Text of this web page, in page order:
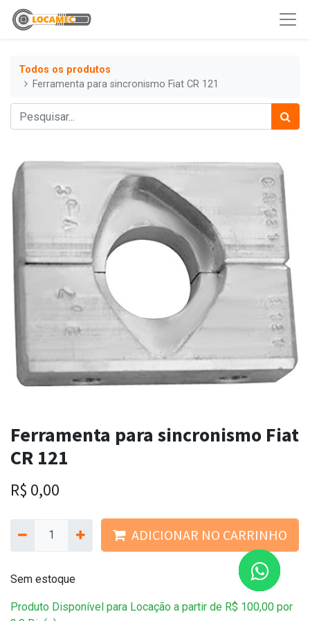
Todos os produtos
Ferramenta para sincronismo Fiat CR 121
Ferramenta para sincronismo Fiat
CR 121
R$ 0,00
ADICIONAR NO CARRINHO
Sem estoque
Produto Disponível para Locação a partir de R$ 100,00 por